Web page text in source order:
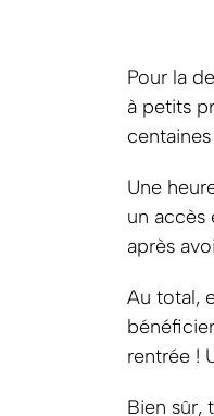
Pour la
à petits
Une
un accès
après
Au total,
rentrée !
Bien sûr,